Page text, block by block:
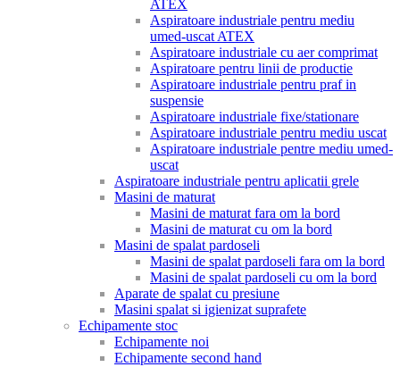
ATEX
Aspiratoare industriale pentru mediu
umed-uscat ATEX
Aspiratoare industriale cu aer comprimat
Aspiratoare pentru linii de productie
Aspiratoare industriale pentru praf in
suspensie
Aspiratoare industriale fixe/stationare
Aspiratoare industriale pentru mediu uscat
Aspiratoare industriale pentre mediu umed-
uscat
Aspiratoare industriale pentru aplicatii grele
Masini de maturat
Masini de maturat fara om la bord
Masini de maturat cu om la bord
Masini de spalat pardoseli
Masini de spalat pardoseli fara om la bord
Masini de spalat pardoseli cu om la bord
Aparate de spalat cu presiune
Masini spalat si igienizat suprafete
Echipamente stoc
Echipamente noi
Echipamente second hand